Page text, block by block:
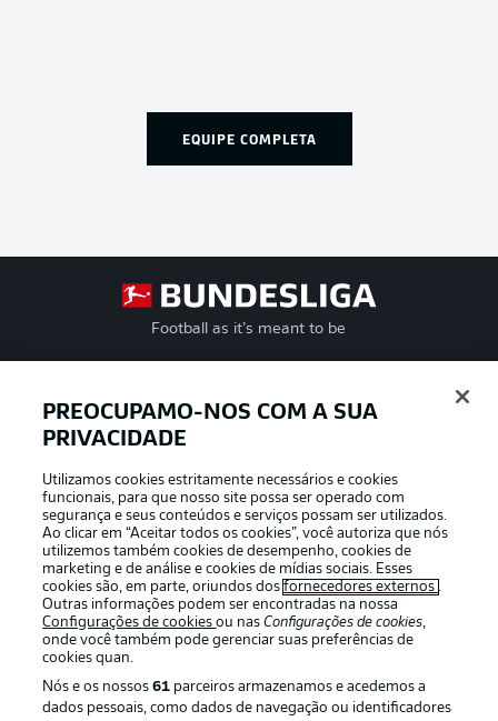
EQUIPE COMPLETA
Football as it’s meant to be
APLICATIVO DA BUNDESLIGA
Oferecido por
PREOCUPAMO-NOS COM A SUA
PRIVACIDADE
Utilizamos cookies estritamente necessários e cookies
funcionais, para que nosso site possa ser operado com
segurança e seus conteúdos e serviços possam ser utilizados.
Ao clicar em “Aceitar todos os cookies”, você autoriza que nós
utilizemos também cookies de desempenho, cookies de
marketing e de análise e cookies de mídias sociais. Esses
cookies são, em parte, oriundos dosfornecedores externos .
Outras informações podem ser encontradas na nossa
Configurações de cookiesou nasConfigurações de cookies,
onde você também pode gerenciar suas preferências de
cookies quan.
Nós e os nossos61 parceiros armazenamos e acedemos a
dados pessoais, como dados de navegação ou identificadores